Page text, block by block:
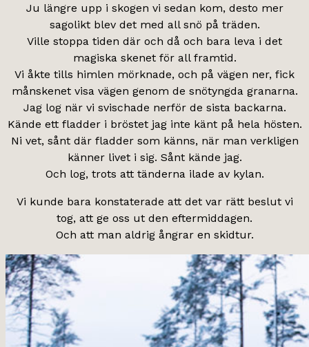
Ju längre upp i skogen vi sedan kom, desto mer
sagolikt blev det med all snö på träden.
Ville stoppa tiden där och då och bara leva i det
magiska skenet för all framtid.
Vi åkte tills himlen mörknade, och på vägen ner, fick
månskenet visa vägen genom de snötyngda granarna.
Jag log när vi svischade nerför de sista backarna.
Kände ett fladder i bröstet jag inte känt på hela hösten.
Ni vet, sånt där fladder som känns, när man verkligen
känner livet i sig. Sånt kände jag.
Och log, trots att tänderna ilade av kylan.
Vi kunde bara konstaterade att det var rätt beslut vi
tog, att ge oss ut den eftermiddagen.
Och att man aldrig ångrar en skidtur.